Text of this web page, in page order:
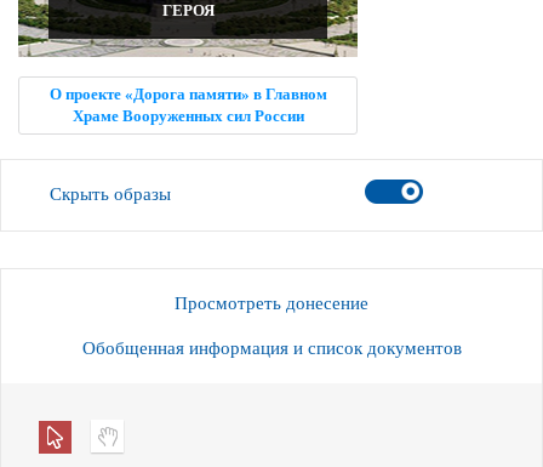
ГЕРОЯ
О проекте «Дорога памяти» в Главном
Храме Вооруженных сил России
Скрыть образы
Просмотреть донесение
Обобщенная информация и список документов